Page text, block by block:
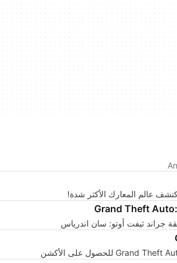
عالم المعارك الأكثر شدة!
Grand Theft
جراند ثيفت أوتو: سان اندرياس